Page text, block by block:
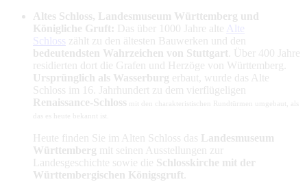
Altes Schloss, Landesmuseum Württemberg und
Königliche Gruft: Das über 1000 Jahre alte Alte
Schloss zählt zu den ältesten Bauwerken und den
bedeutendsten Wahrzeichen von Stuttgart
. Über 400 Jahre
residierten dort die Grafen und Herzöge von Württemberg.
Ursprünglich als Wasserburg erbaut, wurde das Alte
Schloss im 16. Jahrhundert zu dem vierflügeligen
Renaissance-Schloss mit den charakteristischen Rundtürmen umgebaut, als
das es heute bekannt ist.
Heute finden Sie im Alten Schloss das Landesmuseum
Württemberg mit seinen Ausstellungen zur
Landesgeschichte sowie die Schlosskirche mit der
Württembergischen Königsgruft